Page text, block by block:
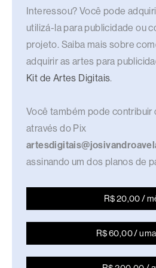
Interessou? Você pode
utilizá-la para publicidade ou
projeto. Saiba mais sobre
adquirir as artes para
Kit de Artes Digitais.
Você também pode contribuir
através do Pix
assinando um dos planos de
R$ 20,00 /
R$ 60,00 /